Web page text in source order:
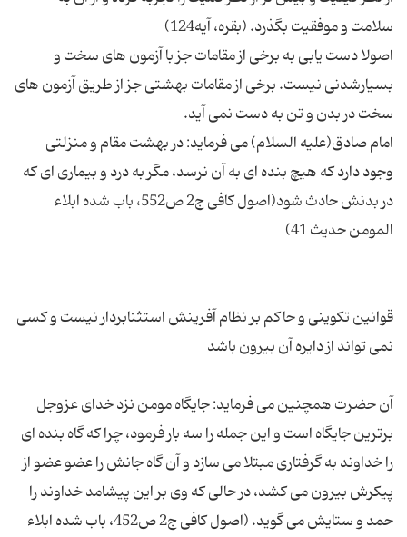
اصولا دست یابی به برخی از مقامات جز با آزمون های سخت و
بسیارشدنی نیست. برخی از مقامات بهشتی جز از طریق آزمون های
امام صادق(علیه السلام) می فرماید: در بهشت مقام و منزلتی
وجود دارد كه هیچ بنده ای به آن نرسد، مگر به درد و بیماری ای كه
در بدنش حادث شود(اصول كافی ج2 ص552، باب شده ابلاء
قوانین تكوینی و حاكم بر نظام آفرینش استثنابردار نیست و كسی
آن حضرت همچنین می فرماید: جایگاه مومن نزد خدای عزوجل
برترین جایگاه است و این جمله را سه بار فرمود، چرا كه گاه بنده ای
را خداوند به گرفتاری مبتلا می سازد و آن گاه جانش را عضو عضو از
پیكرش بیرون می كشد، در حالی كه وی بر این پیشامد خداوند را
حمد و ستایش می گوید. (اصول كافی ج2 ص452، باب شده ابلاء